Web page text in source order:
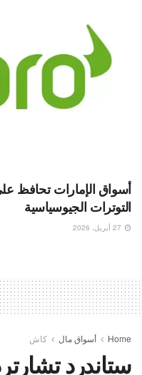
أسواق الإمارات تحافظ
التوترات الجيوسياسية
Home أسواق مال كاش
ستاندرد